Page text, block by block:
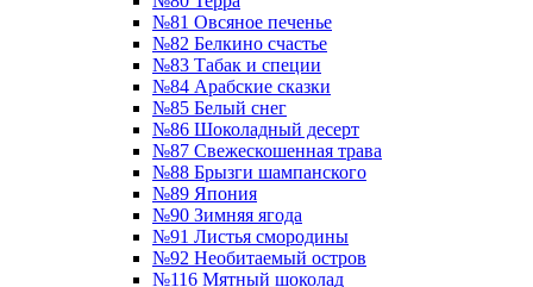
№81 Овсяное печенье
№82 Белкино счастье
№83 Табак и специи
№84 Арабские сказки
№85 Белый снег
№86 Шоколадный десерт
№87 Свежескошенная трава
№88 Брызги шампанского
№89 Япония
№90 Зимняя ягода
№91 Листья смородины
№92 Необитаемый остров
№116 Мятный шоколад